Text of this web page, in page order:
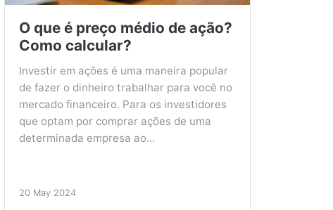
O que é preço médio de ação?
Como calcular?
Investir em ações é uma maneira popular
de fazer o dinheiro trabalhar para você no
mercado financeiro. Para os investidores
que optam por comprar ações de uma
determinada empresa ao...
20 May 2024